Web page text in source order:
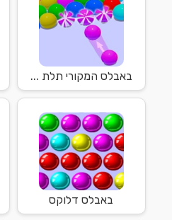
באבלס המקורי תלת ...
באבלס דלוקס